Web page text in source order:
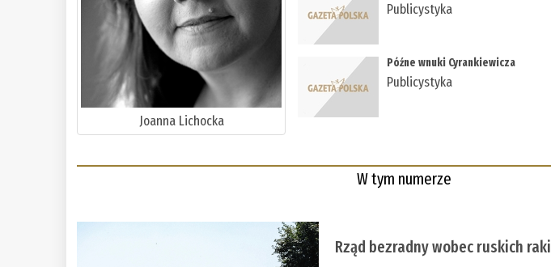
Joanna Lichocka
Publicystyka
Późne wnuki Cyrankiewicza
Publicystyka
W tym numerze
Rząd bezradny wobec ruskich